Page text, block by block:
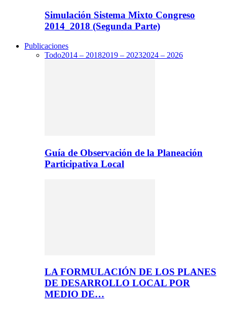
Simulación Sistema Mixto Congreso
2014_2018 (Segunda Parte)
Publicaciones
Todo2014 – 20182019 – 20232024 – 2026
Guía de Observación de la Planeación
Participativa Local
LA FORMULACIÓN DE LOS PLANES
DE DESARROLLO LOCAL POR
MEDIO DE…